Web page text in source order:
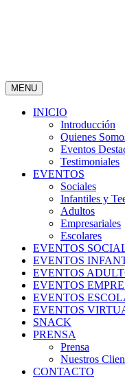
MENU
INICIO
Introducción
Quienes
Eventos
Testimoniales
EVENTOS
Sociales
Infantiles y
Adultos
Empresariales
Escolares
EVENTOS
EVENTOS
EVENTOS
EVENTOS
EVENTOS
EVENTOS
SNACK
PRENSA
Prensa
Nuestros
CONTACTO